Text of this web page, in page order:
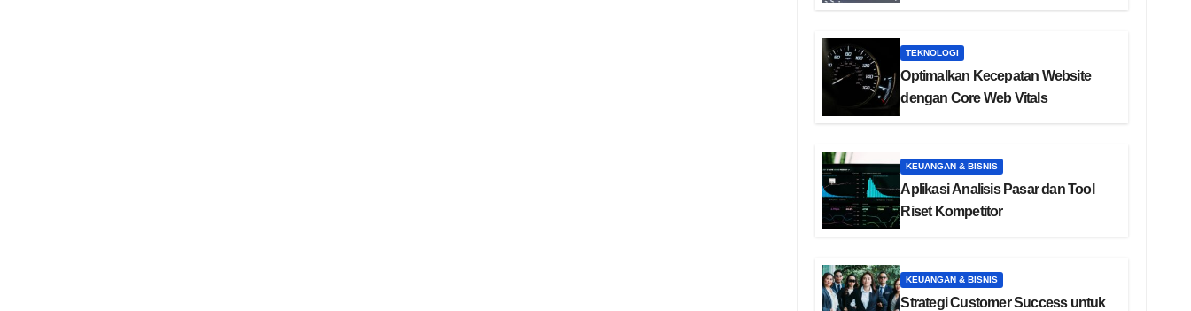
TEKNOLOGI
Optimalkan Kecepatan Website
dengan Core Web Vitals
KEUANGAN & BISNIS
Aplikasi Analisis Pasar dan Tool
Riset Kompetitor
KEUANGAN & BISNIS
Strategi Customer Success untuk